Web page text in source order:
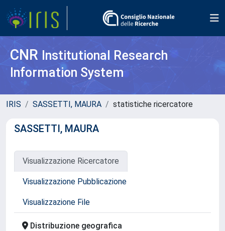
CNR Institutional Research
Information System
IRIS SASSETTI, MAURA statistiche ricercatore
SASSETTI, MAURA
Visualizzazione Ricercatore
Visualizzazione Pubblicazione
Visualizzazione File
Distribuzione geografica